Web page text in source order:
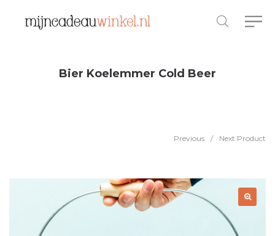
Bier Koelemmer Cold Beer
Previous / Next Product